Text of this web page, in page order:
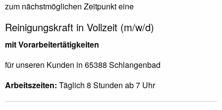
zum nächstmöglichen Zeitpunkt eine
Reinigungskraft in Vollzeit (m/w/d)
mit Vorarbeitertätigkeiten
für unseren Kunden in 65388 Schlangenbad
Arbeitszeiten: Täglich 8 Stunden ab 7 Uhr